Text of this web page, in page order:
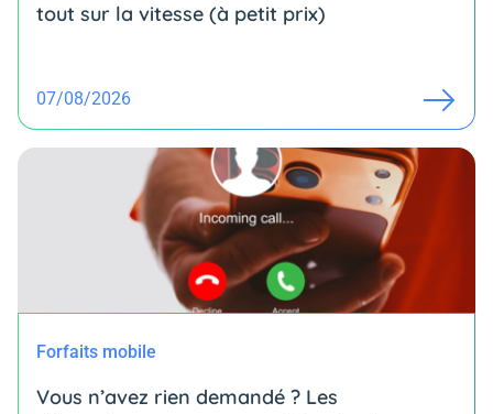
tout sur la vitesse (à petit prix)
07/08/2026
Forfaits mobile
Vous n’avez rien demandé ? Les